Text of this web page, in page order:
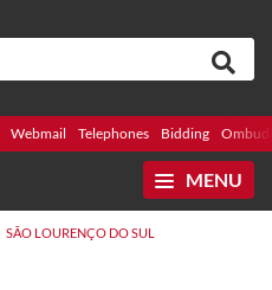
Webmail Telephones Bidding
MENU
SÃO LOURENÇO DO SUL